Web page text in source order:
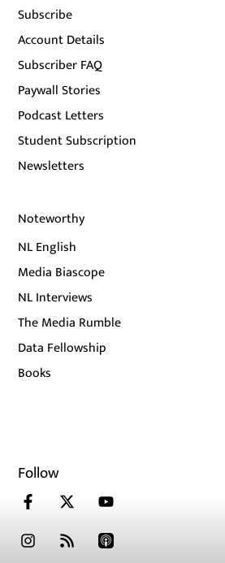
Subscribe
Account Details
Subscriber FAQ
Paywall Stories
Podcast Letters
Student Subscription
Newsletters
Noteworthy
NL English
Media Biascope
NL Interviews
The Media Rumble
Data Fellowship
Books
Follow